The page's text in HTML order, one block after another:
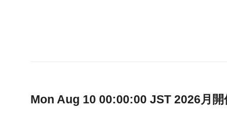
Mon Aug 10 00:00:00 JST 2026月